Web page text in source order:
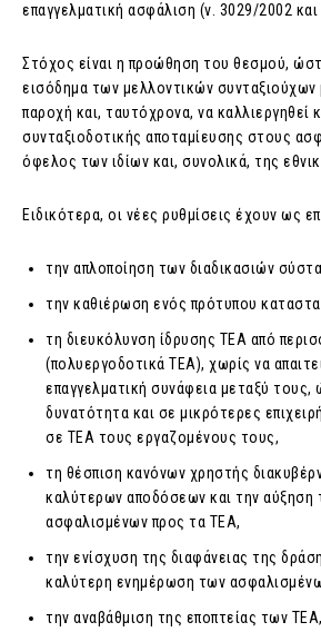
επαγγελματική ασφάλιση (ν. 3029/2002
Στόχος είναι η προώθηση του θεσμού,
εισόδημα των μελλοντικών
παροχή και, ταυτόχρονα, να καλλιεργηθεί
συνταξιοδοτικής αποταμίευσης στους
όφελος των ιδίων και, συνολικά, της
Ειδικότερα, οι νέες ρυθμίσεις έχουν ως
την απλοποίηση των διαδικασιών
την καθιέρωση ενός πρότυπου
τη διευκόλυνση ίδρυσης ΤΕΑ από
(πολυεργοδοτικά ΤΕΑ), χωρίς να
επαγγελματική συνάφεια μεταξύ τους,
δυνατότητα και σε μικρότερες
σε ΤΕΑ τους εργαζομένους τους,
τη θέσπιση κανόνων χρηστής
καλύτερων αποδόσεων και την αύξηση
ασφαλισμένων προς τα ΤΕΑ,
την ενίσχυση της διαφάνειας της
καλύτερη ενημέρωση των
την αναβάθμιση της εποπτείας των